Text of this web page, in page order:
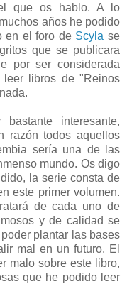
que os hablo. A lo
años he podido
en el foro de Scyla se
que se publicara
por ser considerada
leer libros de "Reinos
interesante,
razón todos aquellos
sería una de las
mundo. Os digo
la serie consta de
este primer volumen.
de cada uno de
y de calidad se
plantar las bases
mal en un futuro. El
malo sobre este libro,
que he podido leer